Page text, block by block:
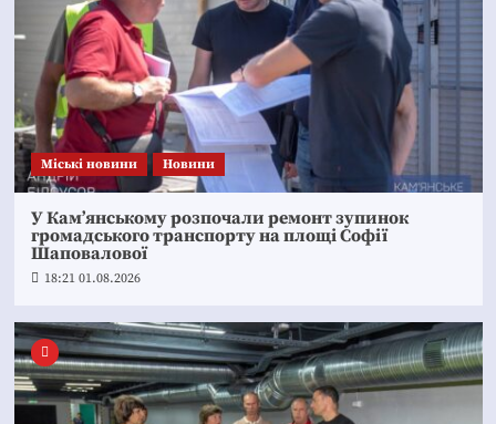
Mіські новини Новини
У Кам’янському розпочали ремонт зупинок
громадського транспорту на площі Софії
Шаповалової
18:21 01.08.2026